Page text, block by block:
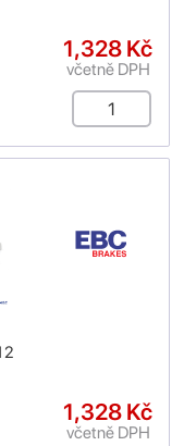
1,328 Kč
včetně DPH
1,328 Kč
včetně DPH